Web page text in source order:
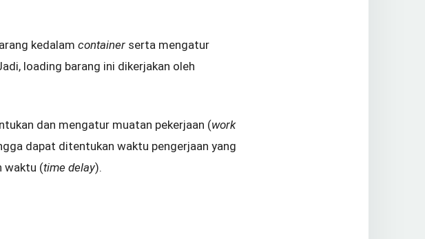
kedalam container serta mengatur
loading barang ini dikerjakan oleh
dan mengatur muatan pekerjaan (work
dapat ditentukan waktu pengerjaan yang
waktu (time delay).